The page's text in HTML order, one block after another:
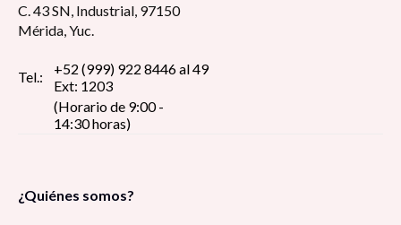
C. 43 SN, Industrial, 97150
Mérida, Yuc.
Tel.:
+52 (999) 922 8446 al 49
Ext: 1203
(Horario de 9:00 -
14:30 horas)
¿Quiénes somos?